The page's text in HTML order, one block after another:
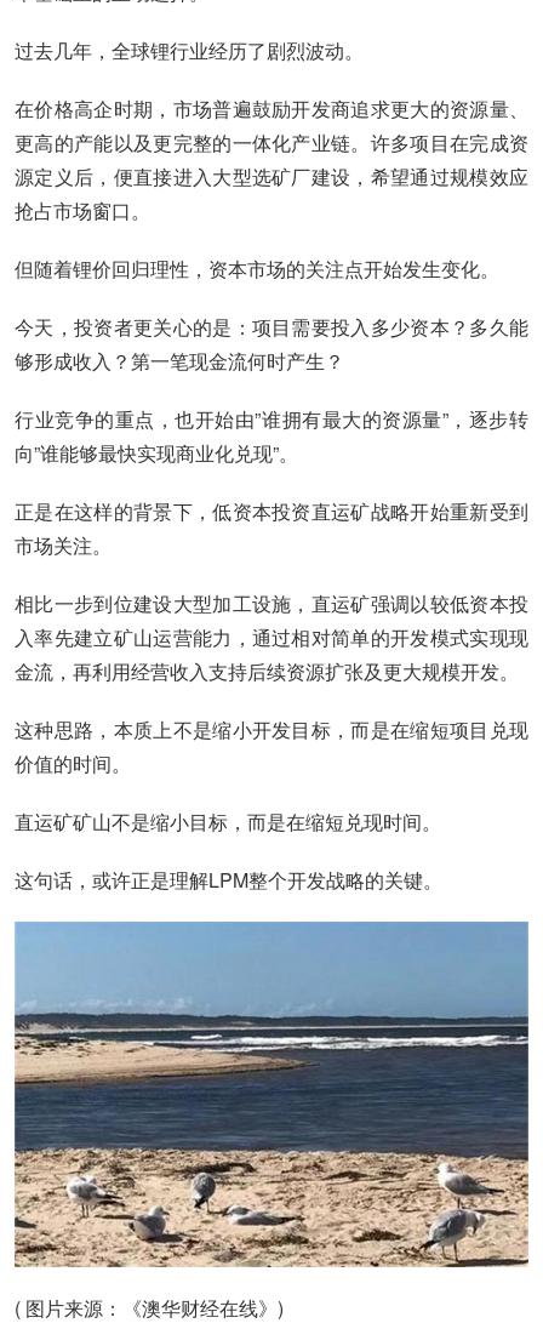
过去几年，全球锂行业经历了剧烈波动。
在价格高企时期，市场普遍鼓励开发商追求更大的资源量、
更高的产能以及更完整的一体化产业链。许多项目在完成资
源定义后，便直接进入大型选矿厂建设，希望通过规模效应
抢占市场窗口。
但随着锂价回归理性，资本市场的关注点开始发生变化。
今天，投资者更关心的是：项目需要投入多少资本？多久能
够形成收入？第一笔现金流何时产生？
行业竞争的重点，也开始由”谁拥有最大的资源量”，逐步转
向”谁能够最快实现商业化兑现”。
正是在这样的背景下，低资本投资直运矿战略开始重新受到
市场关注。
相比一步到位建设大型加工设施，直运矿强调以较低资本投
入率先建立矿山运营能力，通过相对简单的开发模式实现现
金流，再利用经营收入支持后续资源扩张及更大规模开发。
这种思路，本质上不是缩小开发目标，而是在缩短项目兑现
价值的时间。
直运矿矿山不是缩小目标，而是在缩短兑现时间。
这句话，或许正是理解LPM整个开发战略的关键。
( 图片来源：《澳华财经在线》)